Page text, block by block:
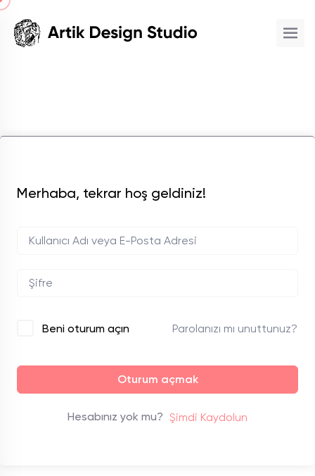
Merhaba, tekrar hoş geldiniz!
Beni oturum açın Parolanızı mı unuttunuz?
Oturum açmak
Hesabınız yok mu? Şimdi Kaydolun